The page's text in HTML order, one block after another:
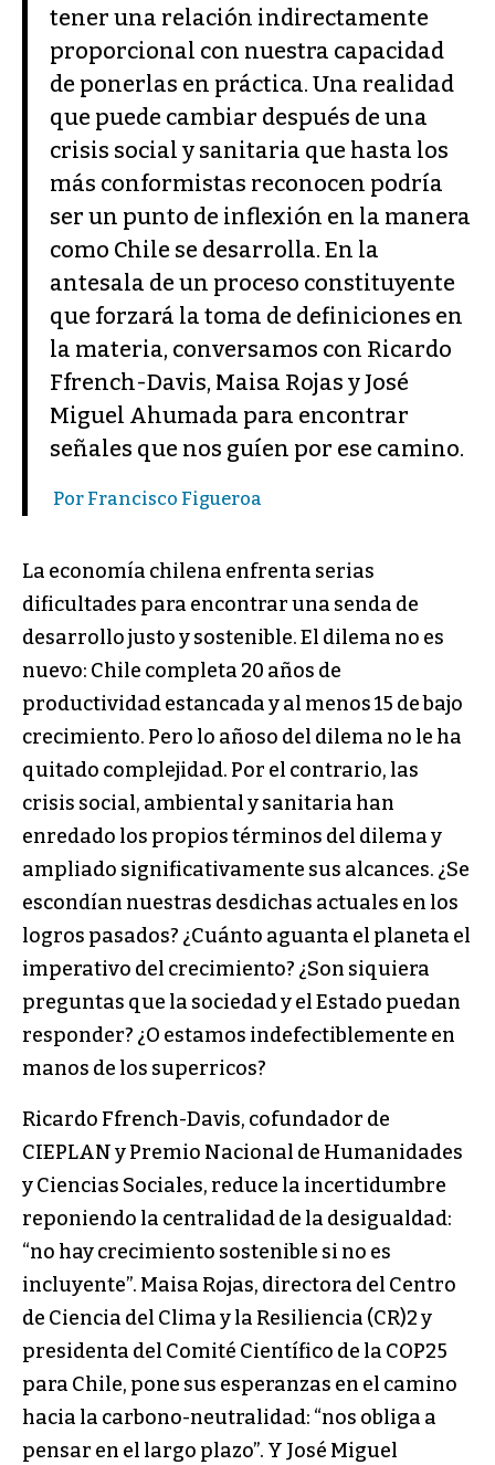
tener una relación indirectamente
proporcional con nuestra capacidad
de ponerlas en práctica. Una realidad
que puede cambiar después de una
crisis social y sanitaria que hasta los
más conformistas reconocen podría
ser un punto de inflexión en la manera
como Chile se desarrolla. En la
antesala de un proceso constituyente
que forzará la toma de definiciones en
la materia, conversamos con Ricardo
Ffrench-Davis, Maisa Rojas y José
Miguel Ahumada para encontrar
señales que nos guíen por ese camino.
Por Francisco Figueroa
La economía chilena enfrenta serias
dificultades para encontrar una senda de
desarrollo justo y sostenible. El dilema no es
nuevo: Chile completa 20 años de
productividad estancada y al menos 15 de bajo
crecimiento. Pero lo añoso del dilema no le ha
quitado complejidad. Por el contrario, las
crisis social, ambiental y sanitaria han
enredado los propios términos del dilema y
ampliado significativamente sus alcances. ¿Se
escondían nuestras desdichas actuales en los
logros pasados? ¿Cuánto aguanta el planeta el
imperativo del crecimiento? ¿Son siquiera
preguntas que la sociedad y el Estado puedan
responder? ¿O estamos indefectiblemente en
manos de los superricos?
Ricardo Ffrench-Davis, cofundador de
CIEPLAN y Premio Nacional de Humanidades
y Ciencias Sociales, reduce la incertidumbre
reponiendo la centralidad de la desigualdad:
“no hay crecimiento sostenible si no es
incluyente”. Maisa Rojas, directora del Centro
de Ciencia del Clima y la Resiliencia (CR)2 y
presidenta del Comité Científico de la COP25
para Chile, pone sus esperanzas en el camino
hacia la carbono-neutralidad: “nos obliga a
pensar en el largo plazo”. Y José Miguel